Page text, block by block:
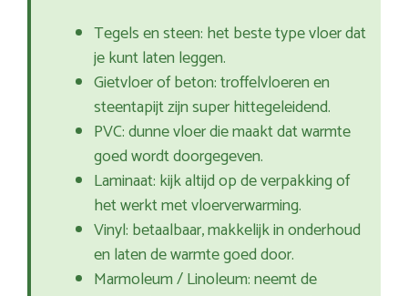
Tegels en steen: het beste type vloer dat
je kunt laten leggen.
Gietvloer of beton: troffelvloeren en
steentapijt zijn super hittegeleidend.
PVC: dunne vloer die maakt dat warmte
goed wordt doorgegeven.
Laminaat: kijk altijd op de verpakking of
het werkt met vloerverwarming.
Vinyl: betaalbaar, makkelijk in onderhoud
en laten de warmte goed door.
Marmoleum / Linoleum: neemt de